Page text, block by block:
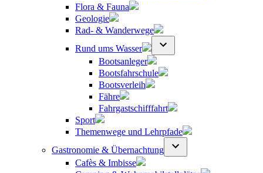
Flora & Fauna
Geologie
Rad- & Wanderwege
Rund ums Wasser
Bootsanleger
Bootsfahrschule
Bootsverleih
Fähre
Fahrgastschifffahrt
Sport
Themenwege und Lehrpfade
Gastronomie & Übernachtung
Cafès & Imbisse